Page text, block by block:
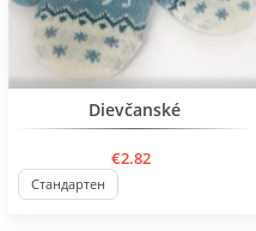
BESTSELLER
Dievčanské
€2.82
Стандартен